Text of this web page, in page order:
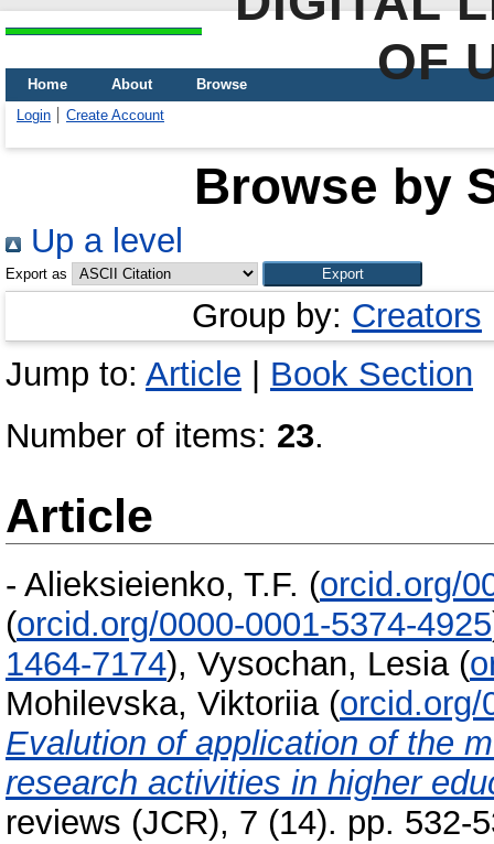
OF
Home About
Browse
Login
Create Account
Browse by
Up a level
Export as
Group by: Creators
Jump to: Article
Book Section
Number of items: 23.
Article
- Alieksieienko, T.F. (orcid.org/
(orcid.org/0000-0001-5374-4925
1464-7174), Vysochan, Lesia (
Mohilevska, Viktoriia (orcid.org/
Evalution of application of the
research activities in higher
reviews (JCR), 7 (14). pp. 532-